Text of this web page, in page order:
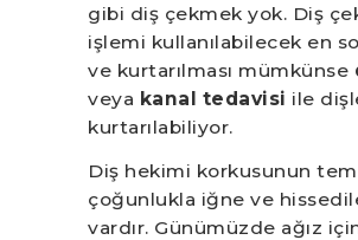
gibi diş çekmek yok. Diş
işlemi kullanılabilecek en
ve kurtarılması mümkünse
veya kanal tedavisi ile
kurtarılabiliyor.
Diş hekimi korkusunun
çoğunlukla iğne ve
vardır. Günümüzde ağız